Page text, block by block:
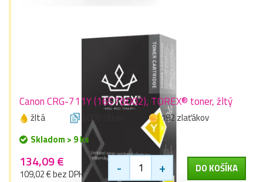
Canon CRG-711Y (1657B002), TOREX® toner, žltý
žltá 6000 stran
192 zlaťákov
Skladom > 9 ks
134,09 €
109,02 € bez DPH - + DO KOŠÍKA